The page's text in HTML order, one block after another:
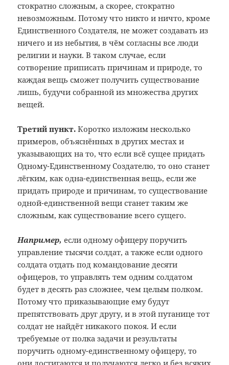
стократно сложным, а скорее, стократно
невозможным. Потому что никто и ничто, кроме
Единственного Создателя, не может создавать из
ничего и из небытия, в чём согласны все люди
религии и науки. В таком случае, если
сотворение приписать причинам и природе, то
каждая вещь сможет получить существование
лишь, будучи собранной из множества других
вещей.
Третий пункт. Коротко изложим несколько
примеров, объяснённых в других местах и
указывающих на то, что если всё сущее придать
Одному-Единственному Создателю, то оно станет
лёгким, как одна-единственная вещь, если же
придать природе и причинам, то существование
одной-единственной вещи станет таким же
сложным, как существование всего сущего.
Например, если одному офицеру поручить
управление тысячи солдат, а также если одного
солдата отдать под командование десяти
офицеров, то управлять тем одним солдатом
будет в десять раз сложнее, чем целым полком.
Потому что приказывающие ему будут
препятствовать друг другу, и в этой путанице тот
солдат не найдёт никакого покоя. И если
требуемые от полка задачи и результаты
поручить одному-единственному офицеру, то